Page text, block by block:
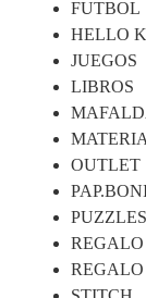
FUTBOL
HELLO
JUEGOS
LIBROS
OUTLET
PUZZLES
REGALO